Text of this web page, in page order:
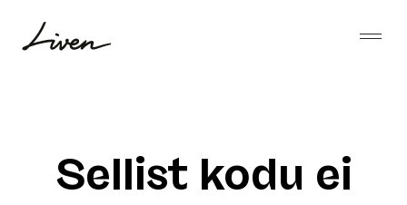
juurde
Sellist kodu ei